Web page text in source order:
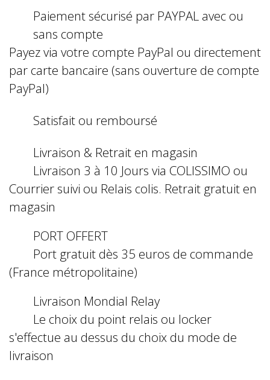
Paiement sécurisé par PAYPAL avec ou
sans compte
Payez via votre compte PayPal ou directement
par carte bancaire (sans ouverture de compte
PayPal)
Satisfait ou remboursé
Livraison & Retrait en magasin
Livraison 3 à 10 Jours via COLISSIMO ou
Courrier suivi ou Relais colis. Retrait gratuit en
magasin
PORT OFFERT
Port gratuit dès 35 euros de commande
(France métropolitaine)
Livraison Mondial Relay
Le choix du point relais ou locker
s'effectue au dessus du choix du mode de
livraison